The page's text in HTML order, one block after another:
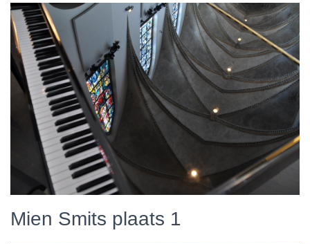
Mien Smits plaats 1